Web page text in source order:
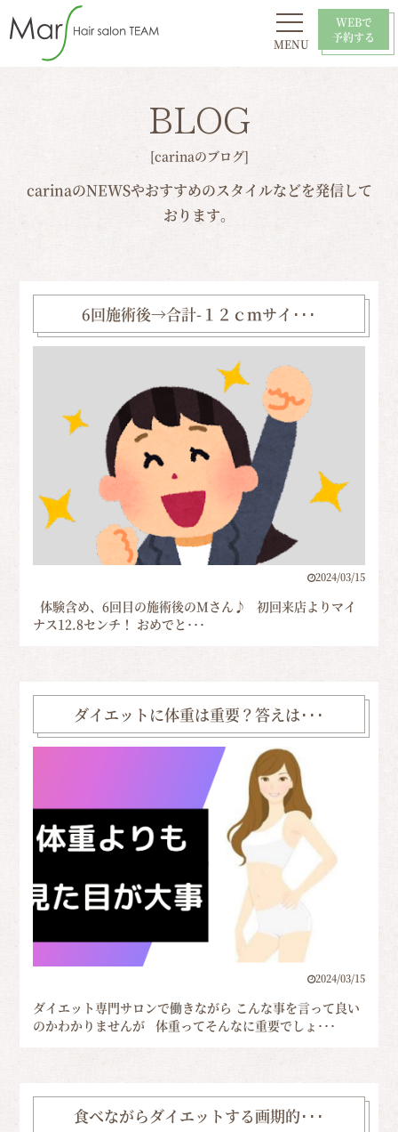
MENU
WEBで
予約する
BLOG
[carinaのブログ]
carinaのNEWSやおすすめのスタイルなどを発信して
おります。
6回施術後→合計-１２ｃｍサイ･･･
2024/03/15
体験含め、6回目の施術後のMさん♪ 初回来店よりマイ
ナス12.8センチ！ おめでと･･･
ダイエットに体重は重要？答えは･･･
2024/03/15
ダイエット専門サロンで働きながら こんな事を言って良い
のかわかりませんが 体重ってそんなに重要でしょ･･･
食べながらダイエットする画期的･･･